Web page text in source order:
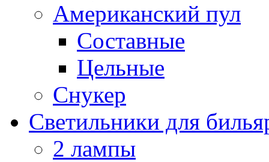
Американский пул
Составные
Цельные
Снукер
Светильники для
2 лампы